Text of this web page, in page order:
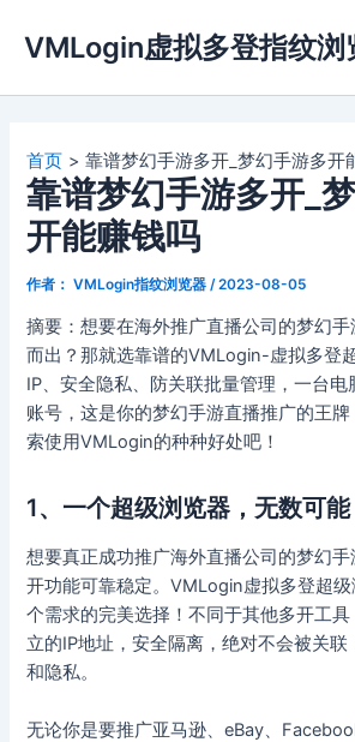
容
VMLogin虚拟多登指纹浏
首页 靠谱梦幻手游多开_梦幻手游多开
靠谱梦幻手游多开_
开能赚钱吗
作者： VMLogin指纹浏览器 /2023-08-05
摘要：想要在海外推广直播公司的梦幻
而出？那就选靠谱的VMLogin-虚拟多登
IP、安全隐私、防关联批量管理，一台
账号，这是你的梦幻手游直播推广的王
索使用VMLogin的种种好处吧！
1、一个超级浏览器，无数可能
想要真正成功推广海外直播公司的梦幻
开功能可靠稳定。VMLogin虚拟多登超
个需求的完美选择！不同于其他多开工
立的IP地址，安全隔离，绝对不会被关
和隐私。
无论你是要推广亚马逊、eBay、